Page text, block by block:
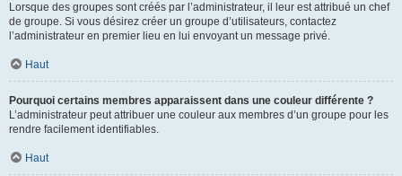
Lorsque des groupes sont créés par l’administrateur, il leur est attribué un chef
de groupe. Si vous désirez créer un groupe d’utilisateurs, contactez
l’administrateur en premier lieu en lui envoyant un message privé.
Haut
Pourquoi certains membres apparaissent dans une couleur différente ?
L’administrateur peut attribuer une couleur aux membres d’un groupe pour les
rendre facilement identifiables.
Haut